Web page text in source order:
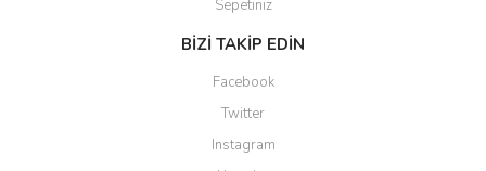
Sepetiniz
BİZİ TAKİP EDİN
Facebook
Twitter
Instagram